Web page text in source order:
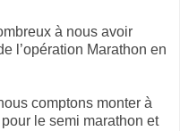
à nous avoir
l’opération Marathon en
comptons monter à
le semi marathon et